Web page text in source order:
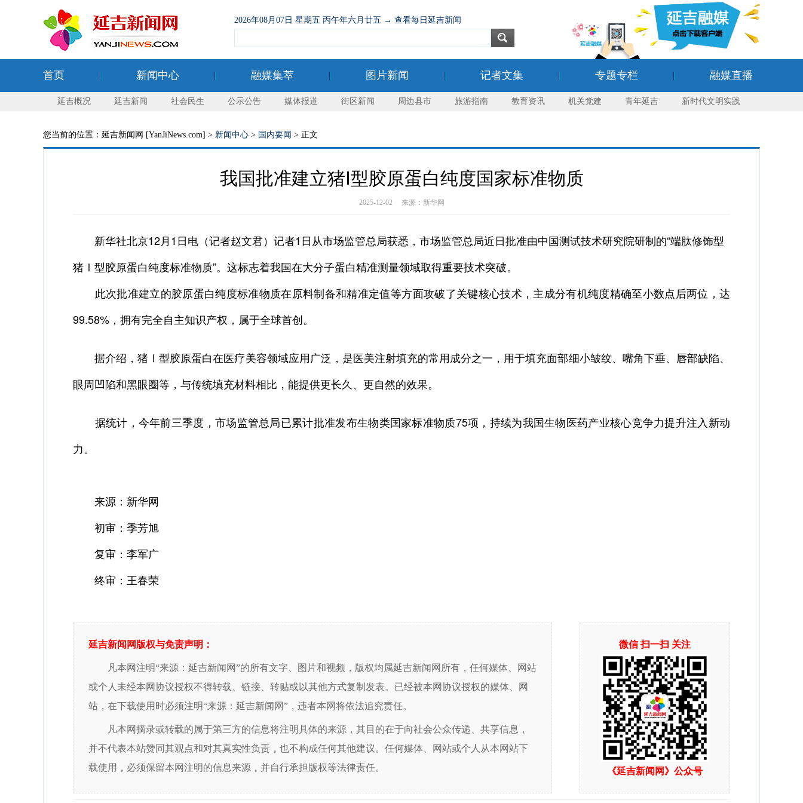
2026年08月07日 星期五 丙午年六月廿五 → 查看每日延吉新闻
首页 新闻中心 融媒集萃 图片新闻 记者文集 专题专栏 融媒直播
延吉概况 延吉新闻 社会民生 公示公告 媒体报道 街区新闻 周边县市 旅游指南 教育资讯 机关党建 青年延吉 新时代文明实践
您当前的位置：延吉新闻网 [YanJiNews.com] > 新闻中心 > 国内要闻 > 正文
我国批准建立猪Ⅰ型胶原蛋白纯度国家标准物质
2025-12-02 来源：新华网
新华社北京12月1日电（记者赵文君）记者1日从市场监管总局获悉，市场监管总局近日批准由中国测试技术研究院研制的“端肽修饰型
猪Ⅰ型胶原蛋白纯度标准物质”。这标志着我国在大分子蛋白精准测量领域取得重要技术突破。
此次批准建立的胶原蛋白纯度标准物质在原料制备和精准定值等方面攻破了关键核心技术，主成分有机纯度精确至小数点后两位，达
99.58%，拥有完全自主知识产权，属于全球首创。
据介绍，猪Ⅰ型胶原蛋白在医疗美容领域应用广泛，是医美注射填充的常用成分之一，用于填充面部细小皱纹、嘴角下垂、唇部缺陷、
眼周凹陷和黑眼圈等，与传统填充材料相比，能提供更长久、更自然的效果。
据统计，今年前三季度，市场监管总局已累计批准发布生物类国家标准物质75项，持续为我国生物医药产业核心竞争力提升注入新动
力。
来源：新华网
初审：季芳旭
复审：李军广
终审：王春荣
微信 扫一扫 关注
《延吉新闻网》公众号
延吉新闻网版权与免责声明：
凡本网注明“来源：延吉新闻网”的所有文字、图片和视频，版权均属延吉新闻网所有，任何媒体、网站
或个人未经本网协议授权不得转载、链接、转贴或以其他方式复制发表。已经被本网协议授权的媒体、网
站，在下载使用时必须注明“来源：延吉新闻网”，违者本网将依法追究责任。
凡本网摘录或转载的属于第三方的信息将注明具体的来源，其目的在于向社会公众传递、共享信息，
并不代表本站赞同其观点和对其真实性负责，也不构成任何其他建议。任何媒体、网站或个人从本网站下
载使用，必须保留本网注明的信息来源，并自行承担版权等法律责任。